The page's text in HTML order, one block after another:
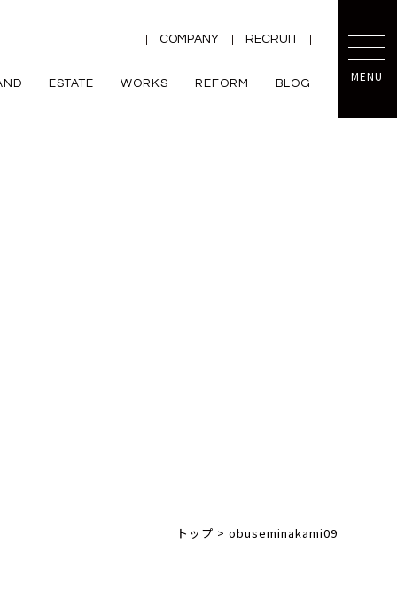
MENU
COMPANY RECRUIT
ESTATE WORKS REFORM BLOG
トップ > obuseminakami09